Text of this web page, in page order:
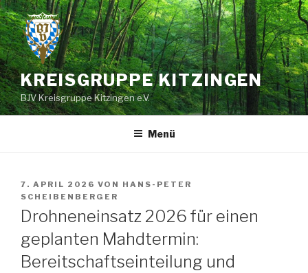
Zum
Inhalt
springen
KREISGRUPPE KITZINGEN
BJV Kreisgruppe Kitzingen e.V.
Menü
VERÖFFENTLICHT
AM
7. APRIL 2026 VON HANS-PETER
SCHEIBENBERGER
Drohneneinsatz 2026 für einen
geplanten Mahdtermin:
Bereitschaftseinteilung und